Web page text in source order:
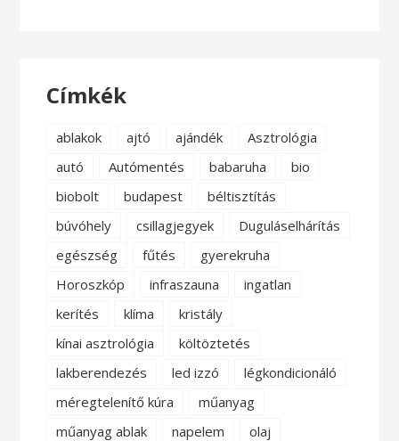
Címkék
ablakok ajtó ajándék
Asztrológia
autó
Autómentés babaruha
bio
biobolt
budapest
béltisztítás
búvóhely
csillagjegyek
Duguláselhárítás
egészség
fűtés
gyerekruha
Horoszkóp
infraszauna
ingatlan
kerítés
klíma
kristály
kínai asztrológia
költöztetés
lakberendezés
led izzó
légkondicionáló
méregtelenítő kúra
műanyag
műanyag ablak
napelem olaj